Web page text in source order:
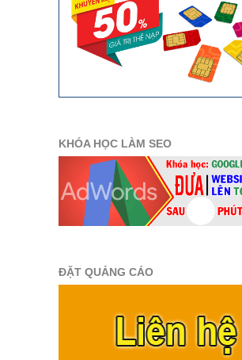
KHÓA HỌC LÀM SEO
ĐẶT QUẢNG CÁO